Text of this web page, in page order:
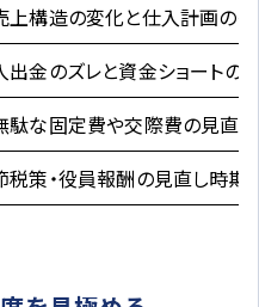
上構造の変化と仕入計画の
出金のズレと資金ショートの
駄な固定費や交際費の見直
税策・役員報酬の見直し時期